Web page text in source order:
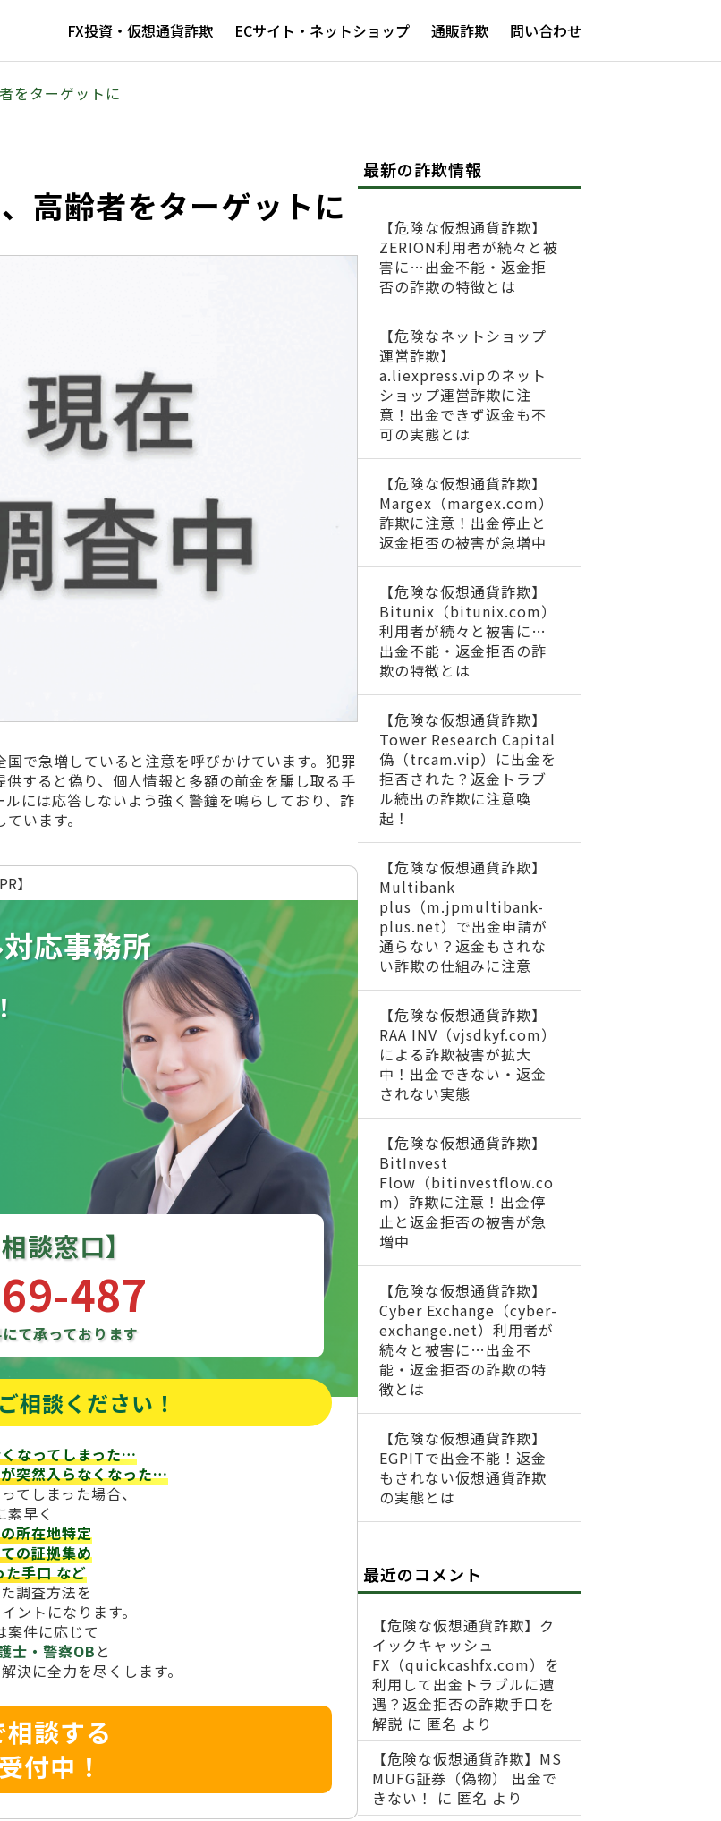
FX投資・仮想通貨詐欺 ECサイト・ネットショップ 通販詐欺 問い合わせ
をターゲットに
高齢者をターゲットに
で急増していると注意を呼びかけています。犯罪
すると偽り、個人情報と多額の前金を騙し取る手
には応答しないよう強く警鐘を鳴らしており、詐
います。
】
対応事務所
談窓口】
487
て承っております
相談ください！
なってしまった…
突然入らなくなった…
てしまった場合、
素早く
所在地特定
の証拠集め
た手口など
調査方法を
ントになります。
案件に応じて
士・警察OB と
決に全力を尽くします。
談する
付中！
最新の詐欺情報
【危険な仮想通貨詐欺】
ZERION利用者が続々と被
害に…出金不能・返金拒
否の詐欺の特徴とは
【危険なネットショップ
運営詐欺】
a.liexpress.vipのネット
ショップ運営詐欺に注
意！出金できず返金も不
可の実態とは
【危険な仮想通貨詐欺】
Margex（margex.com）
詐欺に注意！出金停止と
返金拒否の被害が急増中
【危険な仮想通貨詐欺】
Bitunix（bitunix.com）
利用者が続々と被害に…
出金不能・返金拒否の詐
欺の特徴とは
【危険な仮想通貨詐欺】
Tower Research Capital
偽（trcam.vip）に出金を
拒否された？返金トラブ
ル続出の詐欺に注意喚
起！
【危険な仮想通貨詐欺】
Multibank
plus（m.jpmultibank-
plus.net）で出金申請が
通らない？返金もされな
い詐欺の仕組みに注意
【危険な仮想通貨詐欺】
RAA INV（vjsdkyf.com）
による詐欺被害が拡大
中！出金できない・返金
されない実態
【危険な仮想通貨詐欺】
BitInvest
Flow（bitinvestflow.co
m）詐欺に注意！出金停
止と返金拒否の被害が急
増中
【危険な仮想通貨詐欺】
Cyber Exchange（cyber-
exchange.net）利用者が
続々と被害に…出金不
能・返金拒否の詐欺の特
徴とは
【危険な仮想通貨詐欺】
EGPITで出金不能！返金
もされない仮想通貨詐欺
の実態とは
最近のコメント
【危険な仮想通貨詐欺】ク
イックキャッシュ
FX（quickcashfx.com）を
利用して出金トラブルに遭
遇？返金拒否の詐欺手口を
解説 に 匿名 より
【危険な仮想通貨詐欺】MS
MUFG証券（偽物） 出金で
きない！
に 匿名 より